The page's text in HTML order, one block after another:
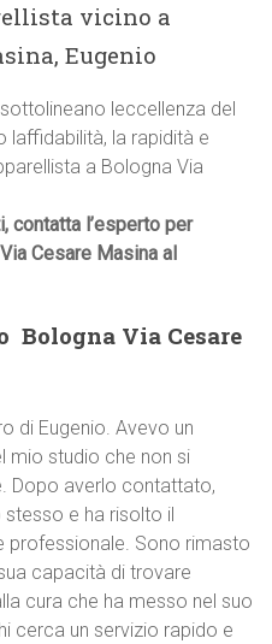
vicino a
Eugenio
leccellenza del
la rapidità e
a Bologna Via
contatta l’esperto per
Cesare Masina al
Bologna Via Cesare
di Eugenio. Avevo un
mio studio che non si
Dopo averlo contattato,
stesso e ha risolto il
Sono rimasto
capacità di trovare
cura che ha messo nel suo
cerca un servizio rapido e